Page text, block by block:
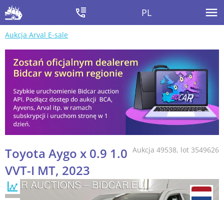
PL
Aukcja Arval E-sale
Aukcja 49538, lot 3549626
Toyota Aygo x 0.9 1.0
VVT-I MT, 2023